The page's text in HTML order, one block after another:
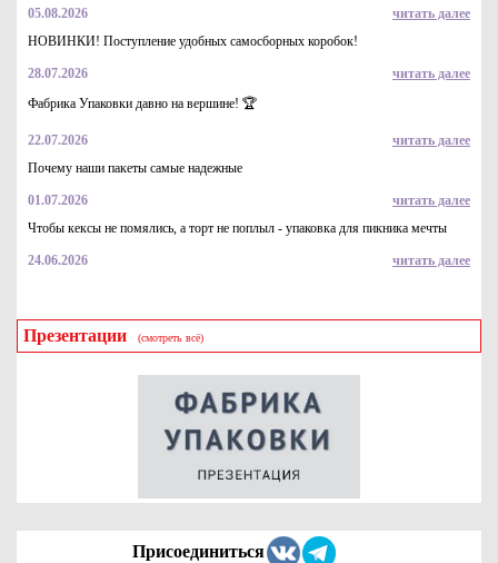
Коробка для пиццы 330*330*40 "Fupeco PizzaBox" из 3-х
слойного микрогофрокартона бур/бур
19.9 Купить
Гофрированная картонная коробка 270*270*40 для пиццы
серия "Fupeco PizzaBox" Албус из 3-х слойного
микрогофрокартона бел/бур (Д 20-27см)
05.08.2026
читать далее
НОВИНКИ! Поступление удобных самосборных коробок!
28.07.2026
читать далее
Фабрика Упаковки давно на вершине! 🏆
22.07.2026
читать далее
Почему наши пакеты самые надежные
01.07.2026
читать далее
Чтобы кексы не помялись, а торт не поплыл - упаковка для пикника мечты
24.06.2026 читать далее
Презентации (смотреть всё)
Присоединиться